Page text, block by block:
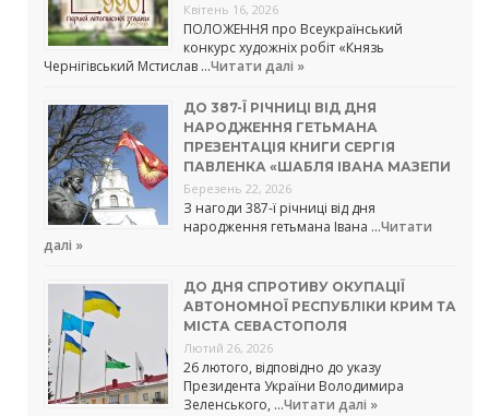
Квітень 16, 2026
ПОЛОЖЕННЯ про Всеукраїнський
конкурс художніх робіт «Князь
Чернігівський Мстислав …Читати далі »
ДО 387-Ї РІЧНИЦІ ВІД ДНЯ
НАРОДЖЕННЯ ГЕТЬМАНА
ПРЕЗЕНТАЦІЯ КНИГИ СЕРГІЯ
ПАВЛЕНКА «ШАБЛЯ ІВАНА МАЗЕПИ
Березень 22, 2026
З нагоди 387-ї річниці від дня
народження гетьмана Івана …Читати
далі »
ДО ДНЯ СПРОТИВУ ОКУПАЦІЇ
АВТОНОМНОЇ РЕСПУБЛІКИ КРИМ ТА
МІСТА СЕВАСТОПОЛЯ
Лютий 26, 2026
26 лютого, відповідно до указу
Президента України Володимира
Зеленського, …Читати далі »